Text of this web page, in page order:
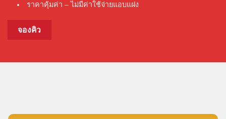
ราคาคุ้มค่า – ไม่มีค่าใช้จ่ายแอบแฝง
จองคิว